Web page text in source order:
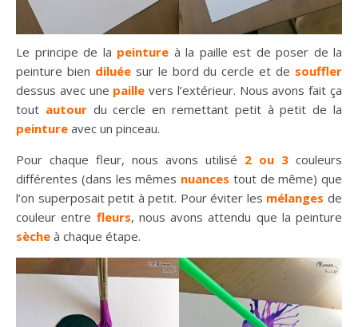
Le principe de la peinture à la paille est de poser de la
peinture bien diluée sur le bord du cercle et de souffler
dessus avec une paille vers l’extérieur. Nous avons fait ça
tout autour du cercle en remettant petit à petit de la
peinture avec un pinceau.
Pour chaque fleur, nous avons utilisé 2 ou 3 couleurs
différentes (dans les mêmes nuances tout de même) que
l’on superposait petit à petit. Pour éviter les mélanges de
couleur entre fleurs, nous avons attendu que la peinture
sèche à chaque étape.